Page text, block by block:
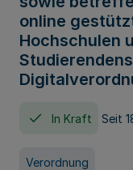
online
Hochschulen
In Kraft Seit
Verordnung